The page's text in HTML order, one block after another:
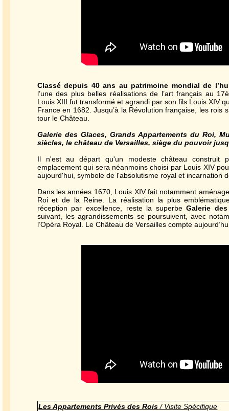
Classé depuis 40 ans au patrimoine mondial de
l’une des plus belles réalisations de l’art français au
Louis XIII fut transformé et agrandi par son fils Louis XIV
France en 1682. Jusqu’à la Révolution française, les rois
tour le Château.
Galerie des Glaces, Grands Appartements du Roi,
siècles, le château de Versailles, siège du pouvoir
Il n'est au départ qu'un modeste château construit
emplacement qui sera néanmoins choisi par Louis XIV
aujourd'hui, symbole de l'absolutisme royal et incarnation
Dans les années 1670, Louis XIV fait notamment
Roi et de la Reine. La réalisation la plus
réception par excellence, reste la superbeGalerie
suivant, les agrandissements se poursuivent, avec
l’Opéra Royal. Le Château de Versailles compte
Les Appartements Privés des Rois/ Visite Spécifique